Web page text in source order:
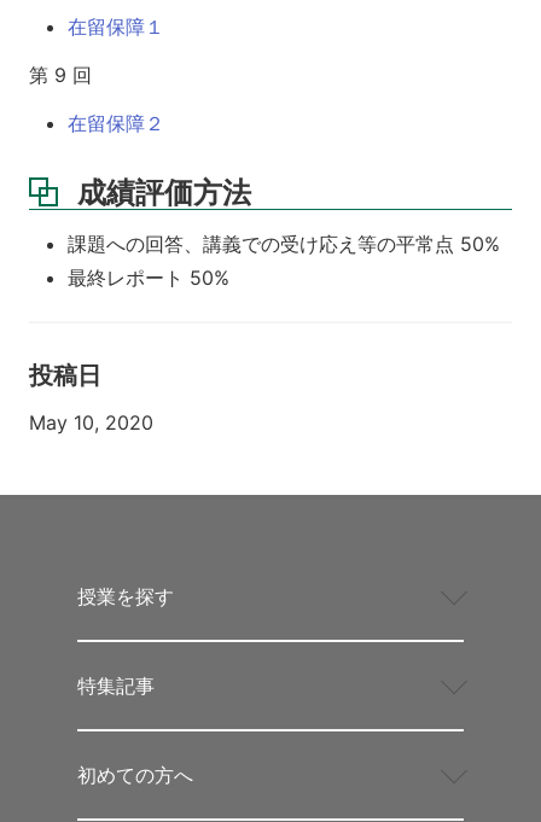
在留保障１
第 9 回
在留保障２
成績評価方法
課題への回答、講義での受け応え等の平常点 50%
最終レポート 50%
投稿日
May 10, 2020
授業を探す
特集記事
初めての方へ